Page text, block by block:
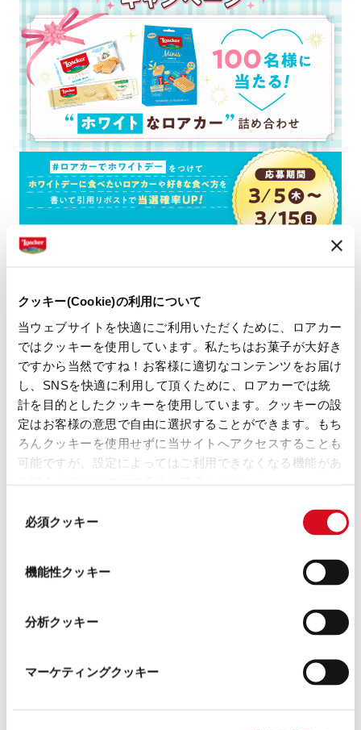
クッキー(Cookie)の利用について
当ウェブサイトを快適にご利用いただくために、ロアカー
ではクッキーを使用しています。私たちはお菓子が大好き
ですから当然ですね！お客様に適切なコンテンツをお届け
し、SNSを快適に利用して頂くために、ロアカーでは統
計を目的としたクッキーを使用しています。クッキーの設
定はお客様の意思で自由に選択することができます。もち
ろんクッキーを使用せずに当サイトへアクセスすることも
可能ですが、設定によってはご利用できなくなる機能があ
必須クッキー
機能性クッキー
分析クッキー
マーケティングクッキー
#ロアカー100年の絆キャンペーンのお知らせ -